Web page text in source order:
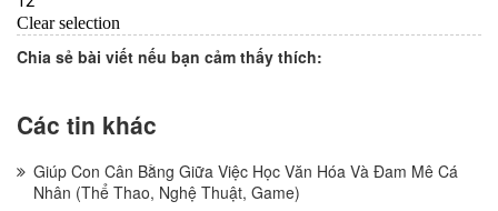
Chia sẻ bài viết nếu bạn cảm thấy thích:
Các tin khác
Giúp Con Cân Bằng Giữa Việc Học Văn Hóa Và Đam Mê Cá
Nhân (Thể Thao, Nghệ Thuật, Game)